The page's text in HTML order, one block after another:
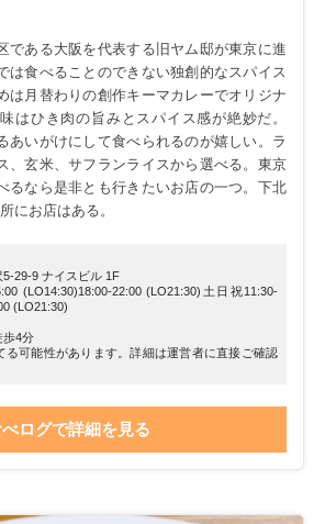
である大阪を代表する旧ヤム邸が東京に進
は食べることのできない独創的なスパイス
は月替わりの創作キーマカレーでオリジナ
はひき肉の旨みとスパイス感が絶妙だ。
あいがけにして食べられるのが嬉しい。ラ
、玄米、サフランライスから選べる。東京
るなら是非とも行きたいお店の一つ。下北
にお店はある。
29-9 ナイスビル 1F
(LO14:30)18:00-22:00 (LO21:30)土日祝11:30-
(LO21:30)
歩4分
可能性があります。詳細は運営者に直接ご確認
ログで詳細を見る